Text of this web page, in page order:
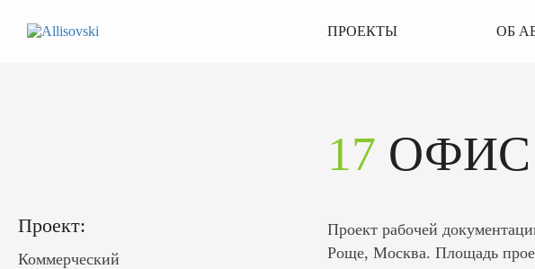
ПРОЕКТЫ ОБ
17
Проект рабочей
Роще, Москва. Площадь
Проект:
Коммерческий